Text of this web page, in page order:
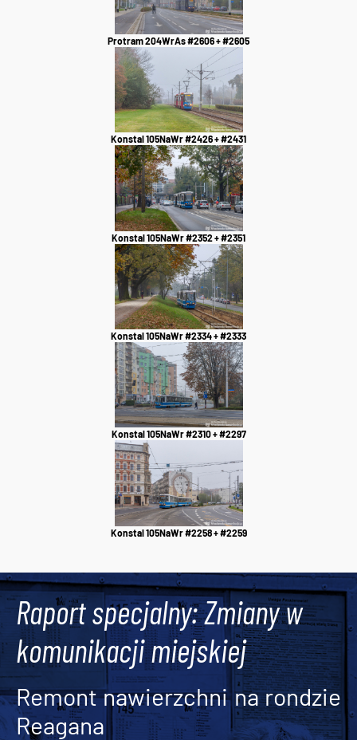
Protram 204WrAs #2606 + #2605
Konstal 105NaWr #2426 + #2431
Konstal 105NaWr #2352 + #2351
Konstal 105NaWr #2334 + #2333
Konstal 105NaWr #2310 + #2297
Konstal 105NaWr #2258 + #2259
Raport specjalny: Zmiany w
komunikacji miejskiej
Remont nawierzchni na rondzie
Reagana